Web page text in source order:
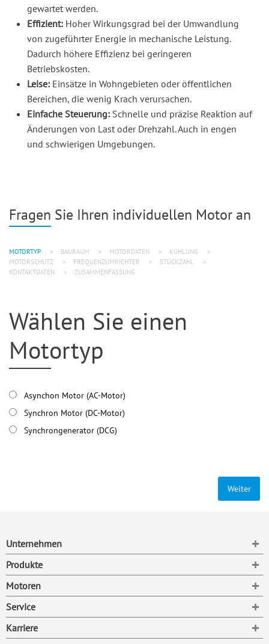
gewartet werden.
Effizient: Hoher Wirkungsgrad bei der Umwandlung
von zugeführter Energie in mechanische Leistung.
Dadurch höhere Effizienz bei geringeren
Betriebskosten.
Leise: Einsätze in Wohngebieten oder öffentlichen
Bereichen, die wenig Krach verursachen.
Einfache Steuerung: Schnelle und präzise Reaktion auf
Änderungen von Last oder Drehzahl. Auch in engen
und schwierigen Umgebungen.
Fragen Sie Ihren individuellen Motor an
MOTORTYP BAURAUM MOTORDATEN
KÜHLUNG
MOTORSCHUTZ
FREQUENZUMRICHTER
STÜCKZAHL
KONTAKTDATEN
ZUSAMMENFASSUNG
Wählen Sie einen
Motortyp
Asynchon Motor (AC-Motor)
Synchron Motor (DC-Motor)
Synchrongenerator (DCG)
Weiter
Unternehmen
Produkte
Motoren
Service
Karriere